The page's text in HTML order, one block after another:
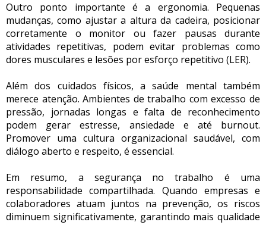
Outro ponto importante é a ergonomia. Pequenas
mudanças, como ajustar a altura da cadeira, posicionar
corretamente o monitor ou fazer pausas durante
atividades repetitivas, podem evitar problemas como
dores musculares e lesões por esforço repetitivo (LER).
Além dos cuidados físicos, a saúde mental também
merece atenção. Ambientes de trabalho com excesso de
pressão, jornadas longas e falta de reconhecimento
podem gerar estresse, ansiedade e até burnout.
Promover uma cultura organizacional saudável, com
diálogo aberto e respeito, é essencial.
Em resumo, a segurança no trabalho é uma
responsabilidade compartilhada. Quando empresas e
colaboradores atuam juntos na prevenção, os riscos
diminuem significativamente, garantindo mais qualidade